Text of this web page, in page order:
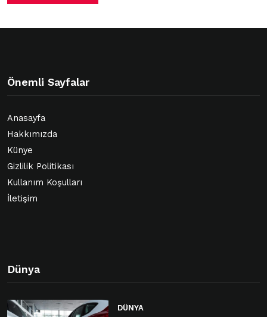
Önemli Sayfalar
Anasayfa
Hakkımızda
Künye
Gizlilik Politikası
Kullanım Koşulları
İletişim
Dünya
DÜNYA